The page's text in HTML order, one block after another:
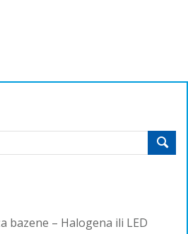
bazene – Halogena ili LED